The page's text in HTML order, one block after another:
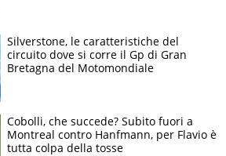
Silverstone, le caratteristiche del
circuito dove si corre il Gp di Gran
Bretagna del Motomondiale
Cobolli, che succede? Subito fuori a
Montreal contro Hanfmann, per Flavio è
tutta colpa della tosse